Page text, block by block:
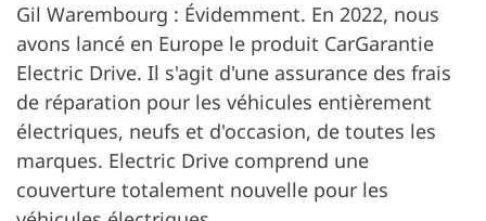
Gil Warembourg : Évidemment. En 2022, nous
avons lancé en Europe le produit CarGarantie
Electric Drive. Il s'agit d'une assurance des frais
de réparation pour les véhicules entièrement
électriques, neufs et d'occasion, de toutes les
marques. Electric Drive comprend une
couverture totalement nouvelle pour les